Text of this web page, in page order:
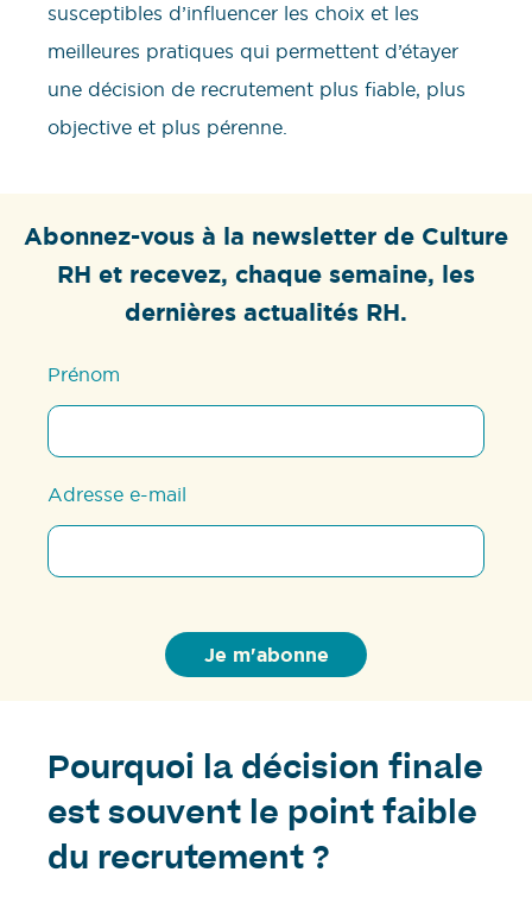
susceptibles d’influencer les choix et les
meilleures pratiques qui permettent d’étayer
une décision de recrutement plus fiable, plus
objective et plus pérenne.
Abonnez-vous à la newsletter de Culture
RH et recevez, chaque semaine, les
dernières actualités RH.
Prénom
Adresse e-mail
Pourquoi la décision finale
est souvent le point faible
du recrutement ?